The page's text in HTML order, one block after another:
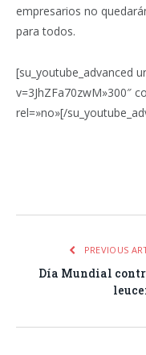
empresarios no
para todos.
[su_youtube_advanced
v=3JhZFa70zwM»300″
rel=»no»[/
PREVIOUS
Día Mundial